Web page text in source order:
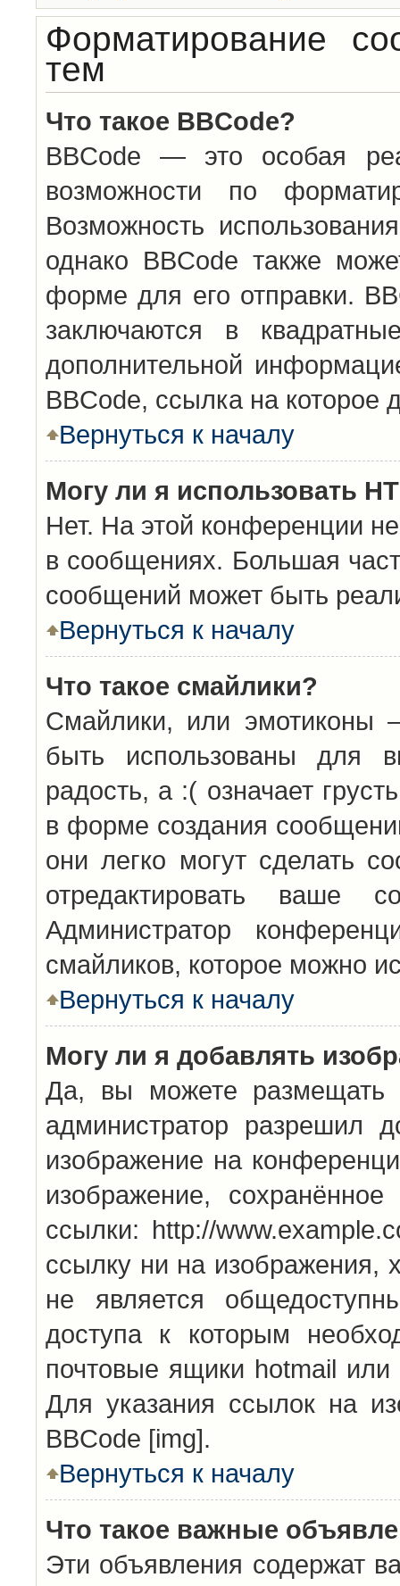
Форматирование
тем
Что такое BBCode?
BBCode — это особая
возможности по
Возможность
однако BBCode также
форме для его отправки.
заключаются в
дополнительной
BBCode, ссылка на
Вернуться к началу
Могу ли я использовать
Нет. На этой конференции
в сообщениях. Большая
сообщений может быть
Вернуться к началу
Что такое смайлики?
Смайлики, или эмотиконы
быть использованы для
радость, а :( означает
в форме создания
они легко могут сделать
отредактировать ваше
Администратор
смайликов, которое можно
Вернуться к началу
Могу ли я добавлять
Да, вы можете размещать
администратор разрешил
изображение на
изображение,
ссылки: http://
ссылку ни на
не является
доступа к которым
почтовые ящики hotmail
Для указания ссылок на
BBCode [img].
Вернуться к началу
Что такое важные
Эти объявления содержат